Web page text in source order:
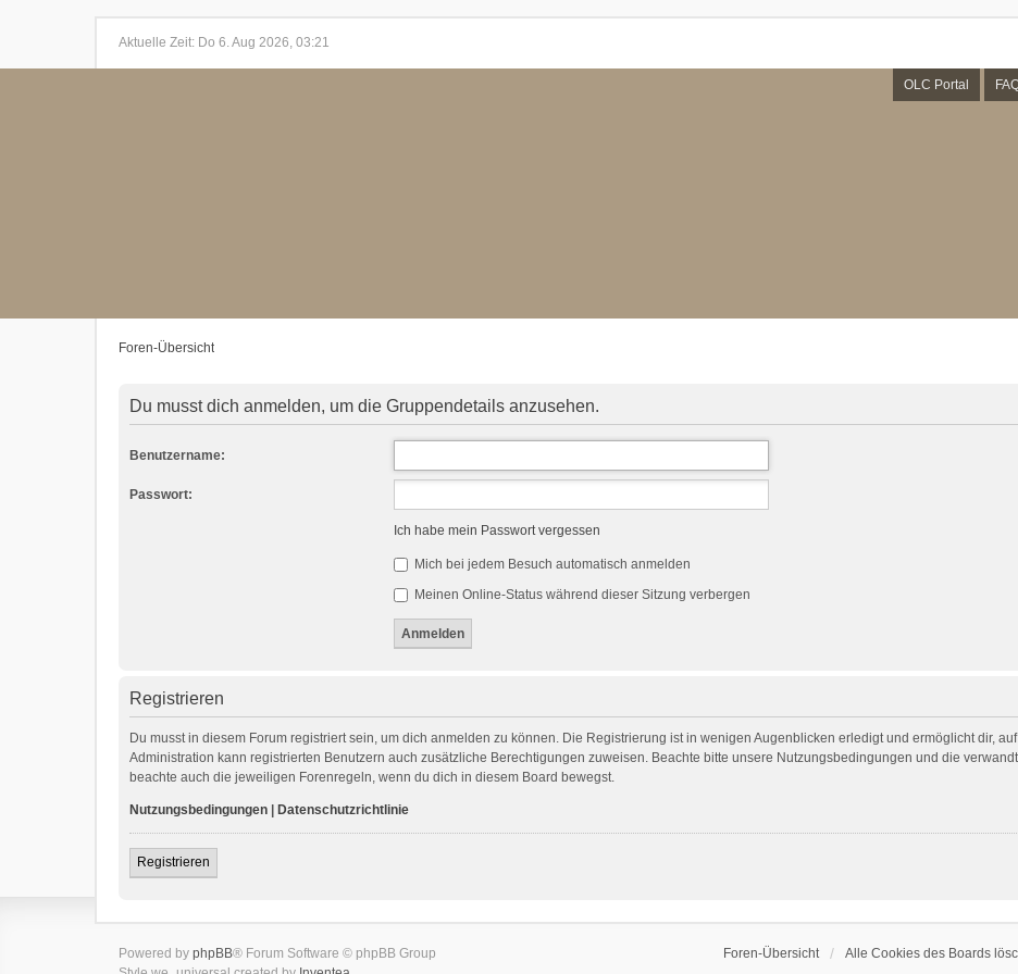
Aktuelle Zeit: Do 6. Aug 2026, 03:21
OLC Portal
Foren-Übersicht
Du musst dich anmelden, um die Gruppendetails anzusehen.
Benutzername:
Passwort:
Ich habe mein Passwort vergessen
Mich bei jedem Besuch automatisch anmelden
Meinen Online-Status während dieser Sitzung verbergen
Registrieren
Du musst in diesem Forum registriert sein, um dich anmelden zu können. Die Registrierung ist in wenigen Augenblicken erledigt und ermöglicht dir,
Administration kann registrierten Benutzern auch zusätzliche Berechtigungen zuweisen. Beachte bitte unsere Nutzungsbedingungen und die
beachte auch die jeweiligen Forenregeln, wenn du dich in diesem Board bewegst.
Nutzungsbedingungen Datenschutzrichtlinie
Registrieren
Foren-Übersicht Alle Cookies des Boards
Powered by phpBB® Forum Software © phpBB Group